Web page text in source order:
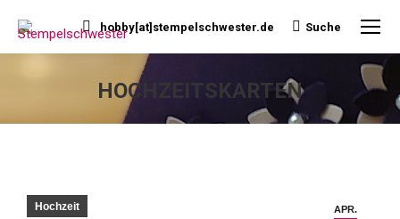
hobby[at]stempelschwester.de Search:
Suche
HOCHZEITSKARTEN
Sie befinden sich hier:
APR.
Hochzeit